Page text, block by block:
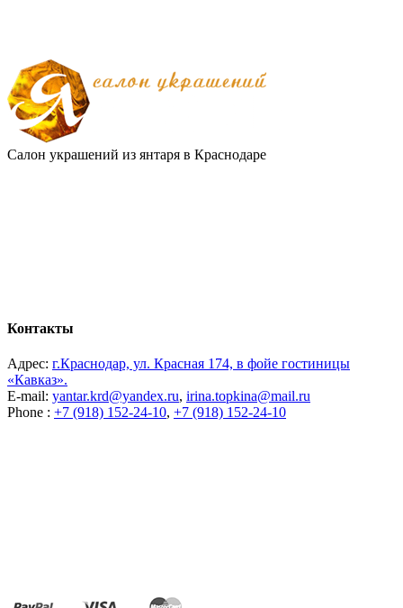
Салон украшений из янтаря в Краснодаре
Контакты
Адрес: г.Краснодар, ул. Красная 174, в фойе гостиницы
«Кавказ».
E-mail: yantar.krd@yandex.ru, irina.topkina@mail.ru
Phone : +7 (918) 152-24-10, +7 (918) 152-24-10